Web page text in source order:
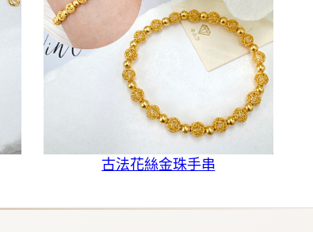
古法花絲金珠手串